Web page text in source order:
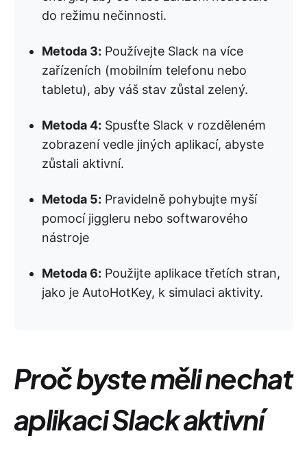
do režimu nečinnosti.
Metoda 3: Používejte Slack na více
zařízeních (mobilním telefonu nebo
tabletu), aby váš stav zůstal zelený.
Metoda 4: Spusťte Slack v rozděleném
zobrazení vedle jiných aplikací, abyste
zůstali aktivní.
Metoda 5: Pravidelně pohybujte myší
pomocí jiggleru nebo softwarového
nástroje
Metoda 6: Použijte aplikace třetích stran,
jako je AutoHotKey, k simulaci aktivity.
Proč byste měli nechat
aplikaci Slack aktivní